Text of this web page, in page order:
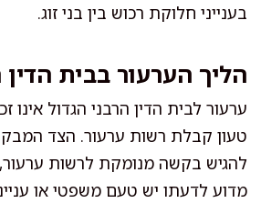
בענייני חלוקת רכוש בין בני זוג.
הליך הערעור בבית הדין
ערעור לבית הדין הרבני הגדול אינו
טעון קבלת רשות ערעור. הצד
להגיש בקשה מנומקת לרשות
מדוע לדעתו יש טעם משפטי או